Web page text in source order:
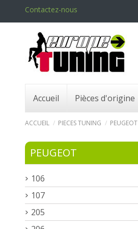
Contactez-nous
Accueil Pièces d'origine
ACCUEIL PIECES TUNING PEUGEOT
PEUGEOT
106
107
205